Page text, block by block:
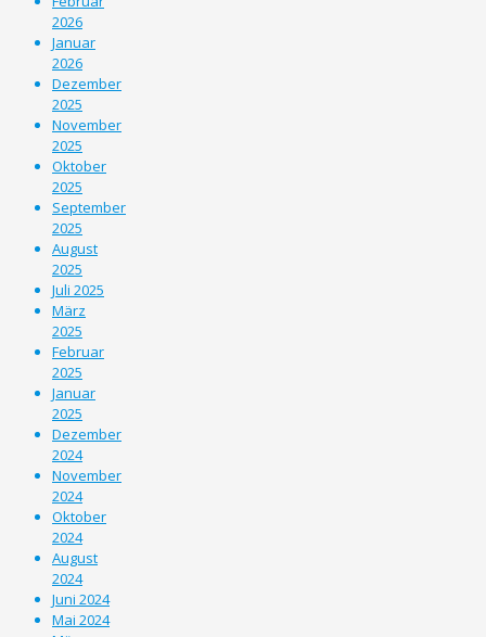
2026
Januar
2026
Dezember
2025
November
2025
Oktober
2025
September
2025
August
2025
Juli 2025
März
2025
Februar
2025
Januar
2025
Dezember
2024
November
2024
Oktober
2024
August
2024
Juni 2024
Mai 2024